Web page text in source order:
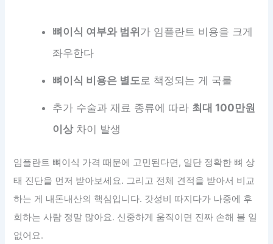
뼈이식 여부와 범위 가 임플란트 비용을 크게
좌우한다
뼈이식 비용은 별도로 책정되는 게 국룰
추가 수술과 재료 종류에 따라 최대 100만원
이상차이 발생
임플란트 뼈이식 가격 때문에 고민된다면, 일단 정확한 뼈 상
태 진단을 먼저 받아보세요. 그리고 전체 견적을 받아서 비교
하는 게 내돈내산의 핵심입니다. 갓성비 따지다가 나중에 후
회하는 사람 정말 많아요. 신중하게 움직이면 진짜 손해 볼 일
없어요.